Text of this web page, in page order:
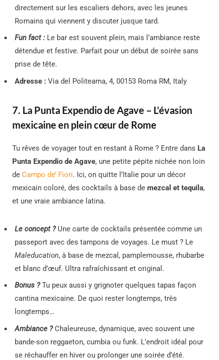
directement sur les escaliers dehors, avec les jeunes
Romains qui viennent y discuter jusque tard.
Fun fact : Le bar est souvent plein, mais l’ambiance reste
détendue et festive. Parfait pour un début de soirée sans
prise de tête.
Adresse : Via del Politeama, 4, 00153 Roma RM, Italy
7. La Punta Expendio de Agave – L’évasion
mexicaine en plein cœur de Rome
Tu rêves de voyager tout en restant à Rome ? Entre dans La
Punta Expendio de Agave, une petite pépite nichée non loin
de Campo de’ Fiori. Ici, on quitte l’Italie pour un décor
mexicain coloré, des cocktails à base de mezcal et tequila,
et une vraie ambiance latina.
Le concept ?Une carte de cocktails présentée comme un
passeport avec des tampons de voyages. Le must ? Le
Maleducation, à base de mezcal, pamplemousse, rhubarbe
et blanc d’œuf. Ultra rafraîchissant et original.
Bonus ?Tu peux aussi y grignoter quelques tapas façon
cantina mexicaine. De quoi rester longtemps, très
longtemps…
Ambiance ?Chaleureuse, dynamique, avec souvent une
bande-son reggaeton, cumbia ou funk. L’endroit idéal pour
se réchauffer en hiver ou prolonger une soirée d’été.